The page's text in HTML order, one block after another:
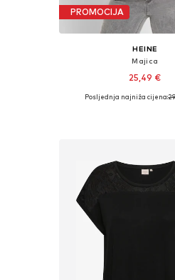
PROMOCIJA
HEINE
Majica
25,49 €
Dostupno u više
Posljednja najniža cijena: